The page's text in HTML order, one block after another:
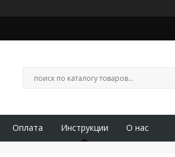
Оплата Инструкции О нас